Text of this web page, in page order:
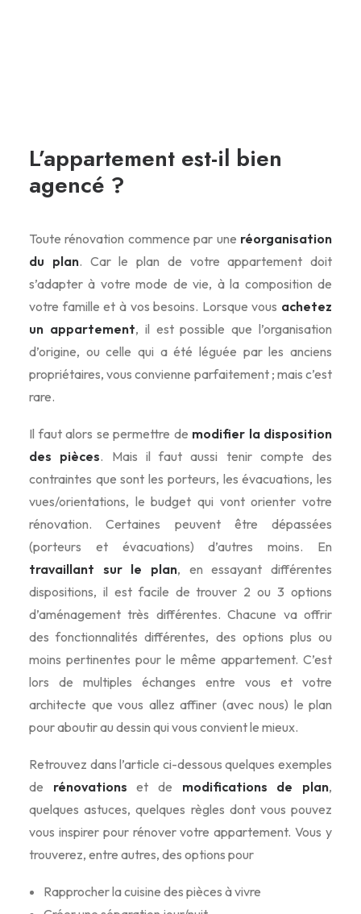
L’appartement est-il bien
agencé ?
Toute rénovation commence par une réorganisation
du plan. Car le plan de votre appartement doit
s’adapter à votre mode de vie, à la composition de
votre famille et à vos besoins. Lorsque vous achetez
un appartement, il est possible que l’organisation
d’origine, ou celle qui a été léguée par les anciens
propriétaires, vous convienne parfaitement ; mais c’est
rare.
Il faut alors se permettre de modifier la disposition
des pièces. Mais il faut aussi tenir compte des
contraintes que sont les porteurs, les évacuations, les
vues/orientations, le budget qui vont orienter votre
rénovation. Certaines peuvent être dépassées
(porteurs et évacuations) d’autres moins. En
travaillant sur le plan, en essayant différentes
dispositions, il est facile de trouver 2 ou 3 options
d’aménagement très différentes. Chacune va offrir
des fonctionnalités différentes, des options plus ou
moins pertinentes pour le même appartement. C’est
lors de multiples échanges entre vous et votre
architecte que vous allez affiner (avec nous) le plan
pour aboutir au dessin qui vous convient le mieux.
Retrouvez dans l’article ci-dessous quelques exemples
de rénovations et de modifications de plan,
quelques astuces, quelques règles dont vous pouvez
vous inspirer pour rénover votre appartement. Vous y
trouverez, entre autres, des options pour
Rapprocher la cuisine des pièces à vivre